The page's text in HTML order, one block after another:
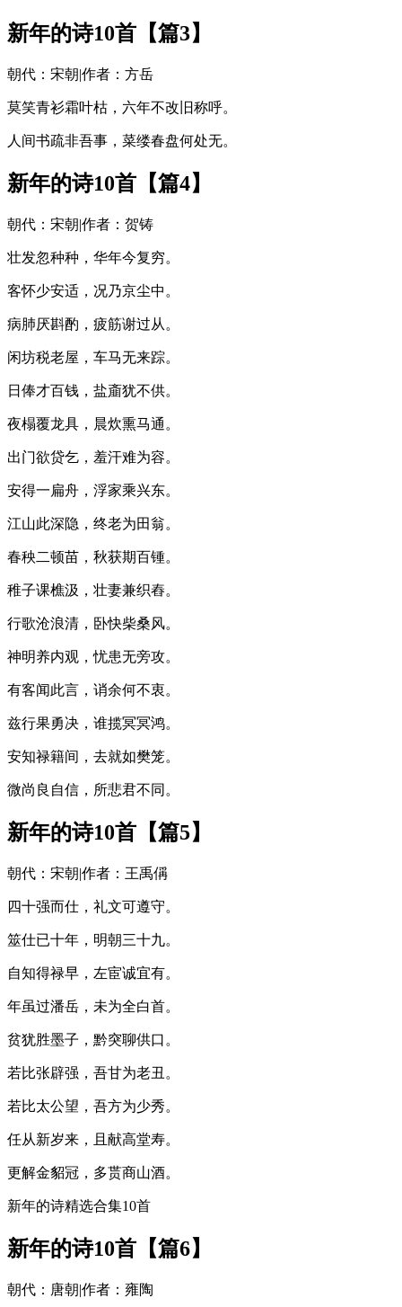
新年的诗10首【篇3】
朝代：宋朝|作者：方岳
莫笑青衫霜叶枯，六年不改旧称呼。
人间书疏非吾事，菜缕春盘何处无。
新年的诗10首【篇4】
朝代：宋朝|作者：贺铸
壮发忽种种，华年今复穷。
客怀少安适，况乃京尘中。
病肺厌斟酌，疲筋谢过从。
闲坊税老屋，车马无来踪。
日俸才百钱，盐齑犹不供。
夜榻覆龙具，晨炊熏马通。
出门欲贷乞，羞汗难为容。
安得一扁舟，浮家乘兴东。
江山此深隐，终老为田翁。
春秧二顿苗，秋获期百锺。
稚子课樵汲，壮妻兼织舂。
行歌沧浪清，卧快柴桑风。
神明养内观，忧患无旁攻。
有客闻此言，诮余何不衷。
兹行果勇决，谁揽冥冥鸿。
安知禄籍间，去就如樊笼。
微尚良自信，所悲君不同。
新年的诗10首【篇5】
朝代：宋朝|作者：王禹偁
四十强而仕，礼文可遵守。
筮仕已十年，明朝三十九。
自知得禄早，左宦诚宜有。
年虽过潘岳，未为全白首。
贫犹胜墨子，黔突聊供口。
若比张辟强，吾甘为老丑。
若比太公望，吾方为少秀。
任从新岁来，且献高堂寿。
更解金貂冠，多贳商山酒。
新年的诗精选合集10首
新年的诗10首【篇6】
朝代：唐朝|作者：雍陶